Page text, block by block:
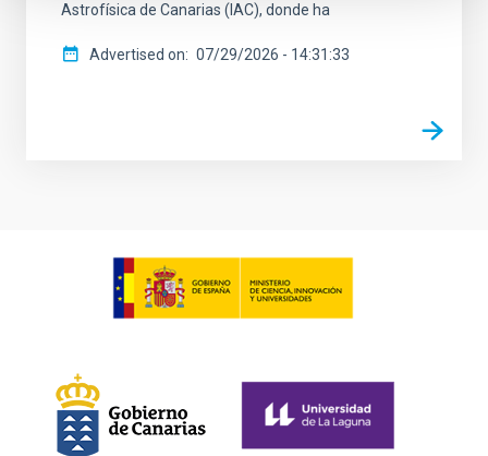
Astrofísica de Canarias (IAC), donde ha
Advertised on 07/29/2026 - 14:31:33